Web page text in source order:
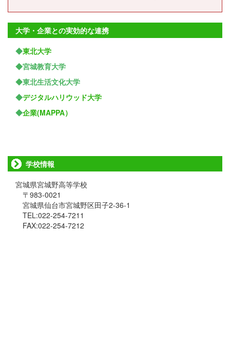
大学・企業との実効的な連携
◆東北大学
◆宮城教育大学
◆東北生活文化大学
◆デジタルハリウッド大学
◆企業(MAPPA）
学校情報
宮城県宮城野高等学校
〒983-0021
宮城県仙台市宮城野区田子2-36-1
TEL:022-254-7211
FAX:022-254-7212